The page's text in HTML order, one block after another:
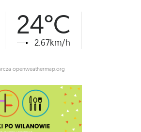
24°C
2.67km/h
openweathermap.org